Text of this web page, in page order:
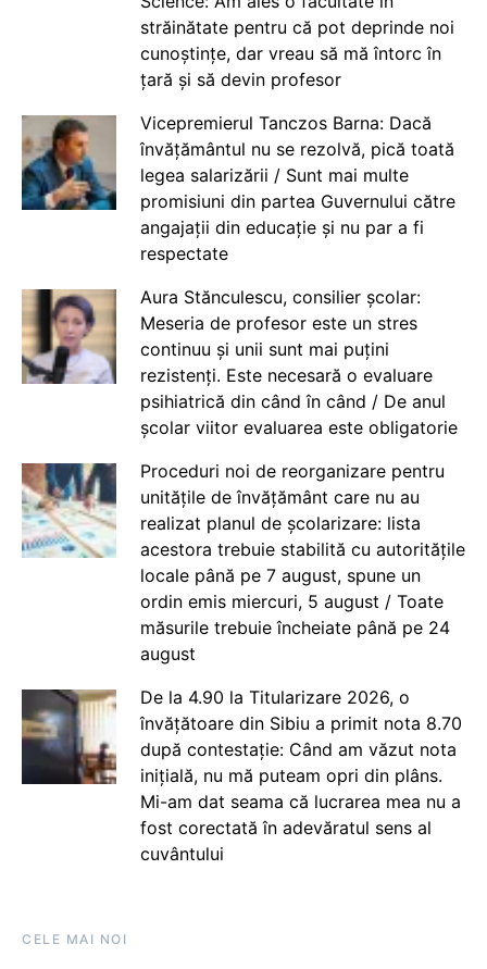
străinătate pentru că pot deprinde noi
cunoștințe, dar vreau să mă întorc în
țară și să devin profesor
Vicepremierul Tanczos Barna: Dacă
învățământul nu se rezolvă, pică toată
legea salarizării / Sunt mai multe
promisiuni din partea Guvernului către
angajații din educație și nu par a fi
respectate
Aura Stănculescu, consilier școlar:
Meseria de profesor este un stres
continuu și unii sunt mai puțini
rezistenți. Este necesară o evaluare
psihiatrică din când în când / De anul
școlar viitor evaluarea este obligatorie
Proceduri noi de reorganizare pentru
unitățile de învățământ care nu au
realizat planul de școlarizare: lista
acestora trebuie stabilită cu autoritățile
locale până pe 7 august, spune un
ordin emis miercuri, 5 august / Toate
măsurile trebuie încheiate până pe 24
august
De la 4.90 la Titularizare 2026, o
învățătoare din Sibiu a primit nota 8.70
după contestație: Când am văzut nota
inițială, nu mă puteam opri din plâns.
Mi-am dat seama că lucrarea mea nu a
fost corectată în adevăratul sens al
cuvântului
CELE MAI NOI